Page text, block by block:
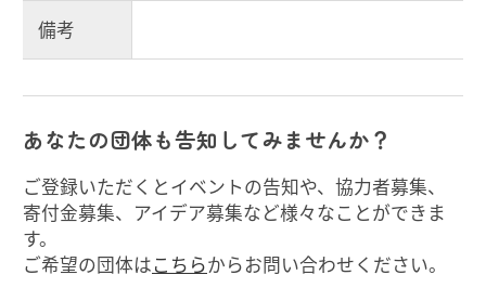
備考
あなたの団体も告知してみませんか？
ご登録いただくとイベントの告知や、協力者募集、
寄付金募集、アイデア募集など様々なことができま
す。
ご希望の団体はこちらからお問い合わせください。